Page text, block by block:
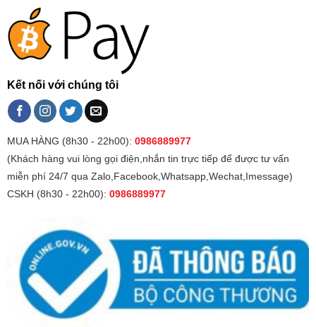
Kết nối với chúng tôi
MUA HÀNG (8h30 - 22h00): 0986889977
(Khách hàng vui lòng gọi điện,nhắn tin trực tiếp để được tư vấn
miễn phí 24/7 qua Zalo,Facebook,Whatsapp,Wechat,Imessage)
CSKH (8h30 - 22h00): 0986889977